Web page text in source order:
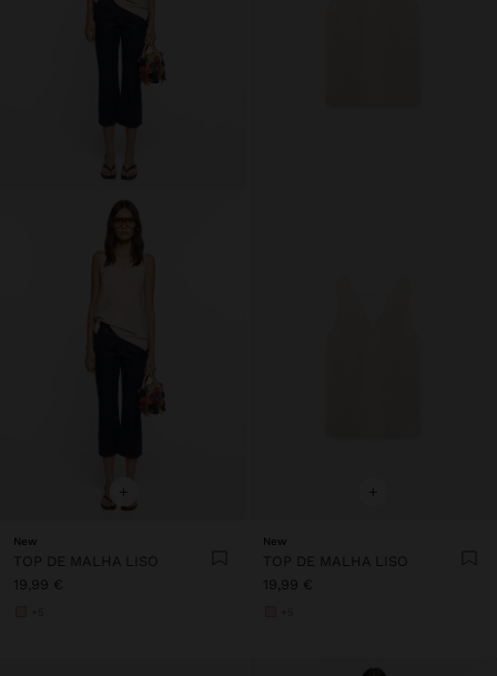
+
New
TOP DE MALHA LISO
19,99 €
+
New
TOP DE MALHA LISO
19,99 €